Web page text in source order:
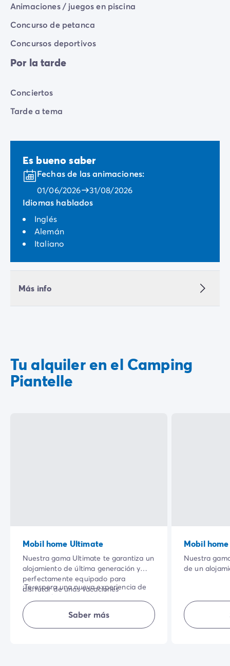
Animaciones / juegos en piscina
Concurso de petanca
Concursos deportivos
Por la tarde
Conciertos
Tarde a tema
Es bueno saber
Fechas de las animaciones:
01/06/2026
31/08/2026
Idiomas hablados
Inglés
Alemán
Italiano
Más info
Tu alquiler en el Camping
Piantelle
Mobil home Ultimate
Nuestra gama Ultimate te garantiza un
alojamiento de última generación y
perfectamente equipado para
disfrutar de unas vacaciones
relajantes. Aprovecha sus
equipamientos de alta gama y lo
servicios de hotel incluidos: ropa de
cama y toallas y limpieza de final de
¡Te espera una nueva experiencia de
cámping!
Nota: ropa de cama de calidad
superior para el dormitorio "padres".
Saber más
Mobil
Nuestra
de un
equipada,
sencillez,
unas